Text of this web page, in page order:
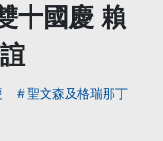
十國慶 賴
聖文森及格瑞那丁